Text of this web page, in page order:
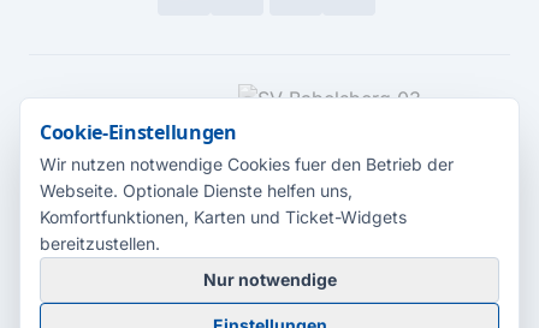
MEDIENPARTNER
© 2026 Radio Potsdam. Webseite entwickelt durch dieMedienagentur
Cookie-Einstellungen
Wir nutzen notwendige Cookies fuer den Betrieb der
Webseite. Optionale Dienste helfen uns,
Komfortfunktionen, Karten und Ticket-Widgets
bereitzustellen.
Nur notwendige